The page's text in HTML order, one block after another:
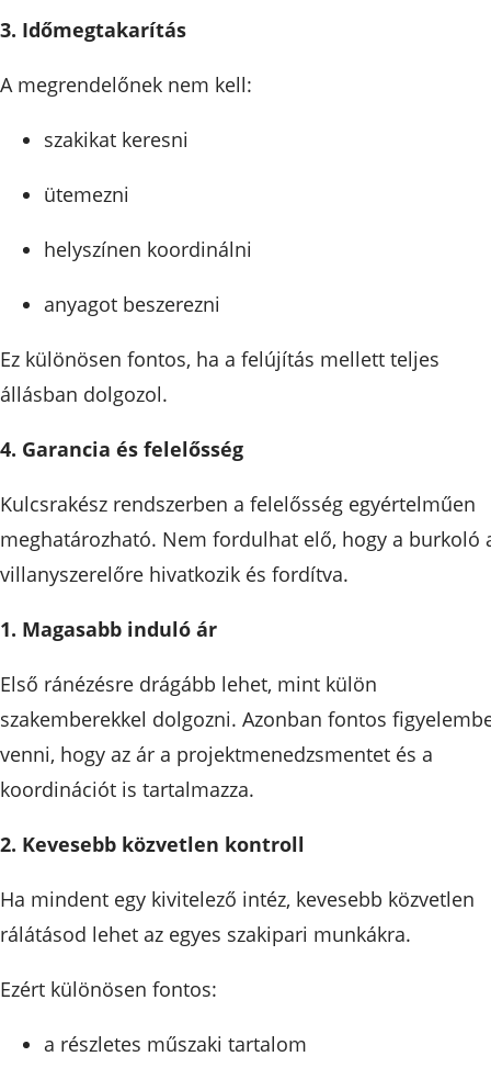
3. Időmegtakarítás
A megrendelőnek nem kell:
szakikat keresni
ütemezni
helyszínen koordinálni
anyagot beszerezni
Ez különösen fontos, ha a felújítás mellett teljes
állásban dolgozol.
4. Garancia és felelősség
Kulcsrakész rendszerben a felelősség egyértelműen
meghatározható. Nem fordulhat elő, hogy a burkoló
villanyszerelőre hivatkozik és fordítva.
1. Magasabb induló ár
Első ránézésre drágább lehet, mint külön
szakemberekkel dolgozni. Azonban fontos
venni, hogy az ár a projektmenedzsmentet és a
koordinációt is tartalmazza.
2. Kevesebb közvetlen kontroll
Ha mindent egy kivitelező intéz, kevesebb közvetlen
rálátásod lehet az egyes szakipari munkákra.
Ezért különösen fontos:
a részletes műszaki tartalom